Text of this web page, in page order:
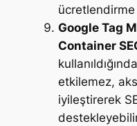
ücretlendirme
Google Tag
Container
etkilemez,
iyileştirerek